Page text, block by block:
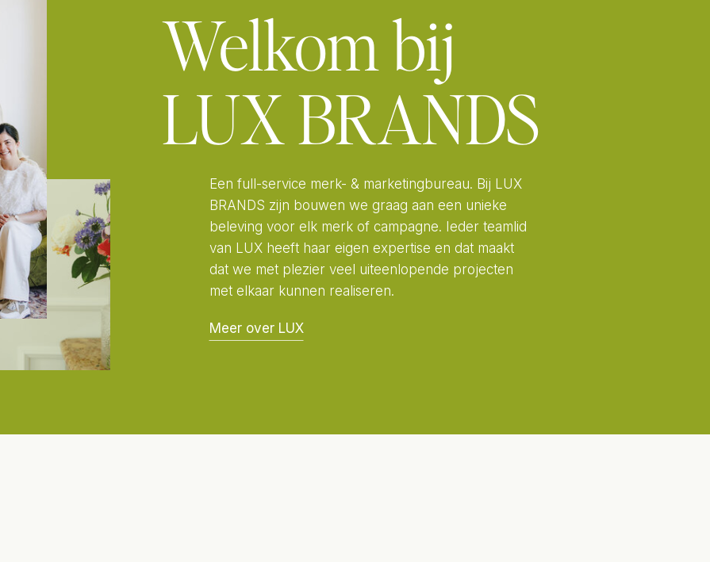
Welkom bij
LUX BRANDS
Een full-service merk- & marketingbureau. Bij LUX
BRANDS zijn bouwen we graag aan een unieke
beleving voor elk merk of campagne. Ieder teamlid
van LUX heeft haar eigen expertise en dat maakt
dat we met plezier veel uiteenlopende projecten
met elkaar kunnen realiseren.
Meer over LUX